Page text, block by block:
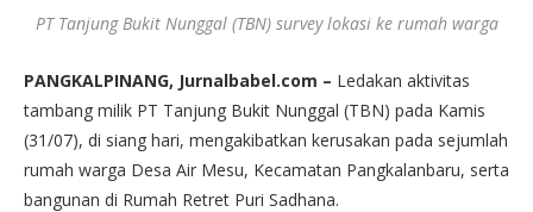
PT Tanjung Bukit Nunggal (TBN) survey lokasi ke rumah warga
PANGKALPINANG, Jurnalbabel.com – Ledakan aktivitas
tambang milik PT Tanjung Bukit Nunggal (TBN) pada Kamis
(31/07), di siang hari, mengakibatkan kerusakan pada sejumlah
rumah warga Desa Air Mesu, Kecamatan Pangkalanbaru, serta
bangunan di Rumah Retret Puri Sadhana.